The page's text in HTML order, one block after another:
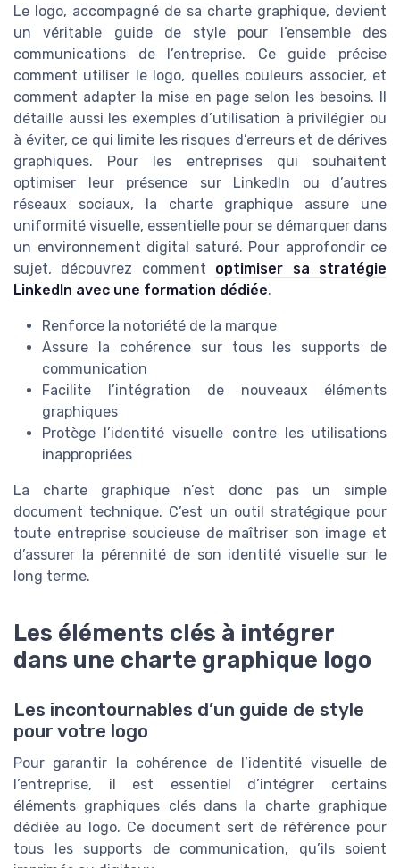
Le logo, accompagné de sa charte graphique, devient
un véritable guide de style pour l’ensemble des
communications de l’entreprise. Ce guide précise
comment utiliser le logo, quelles couleurs associer, et
comment adapter la mise en page selon les besoins. Il
détaille aussi les exemples d’utilisation à privilégier ou
à éviter, ce qui limite les risques d’erreurs et de dérives
graphiques. Pour les entreprises qui souhaitent
optimiser leur présence sur LinkedIn ou d’autres
réseaux sociaux, la charte graphique assure une
uniformité visuelle, essentielle pour se démarquer dans
un environnement digital saturé. Pour approfondir ce
sujet, découvrez comment optimiser sa stratégie
LinkedIn avec une formation dédiée.
Renforce la notoriété de la marque
Assure la cohérence sur tous les supports de
communication
Facilite l’intégration de nouveaux éléments
graphiques
Protège l’identité visuelle contre les utilisations
inappropriées
La charte graphique n’est donc pas un simple
document technique. C’est un outil stratégique pour
toute entreprise soucieuse de maîtriser son image et
d’assurer la pérennité de son identité visuelle sur le
long terme.
Les éléments clés à intégrer
dans une charte graphique logo
Les incontournables d’un guide de style
pour votre logo
Pour garantir la cohérence de l’identité visuelle de
l’entreprise, il est essentiel d’intégrer certains
éléments graphiques clés dans la charte graphique
dédiée au logo. Ce document sert de référence pour
tous les supports de communication, qu’ils soient